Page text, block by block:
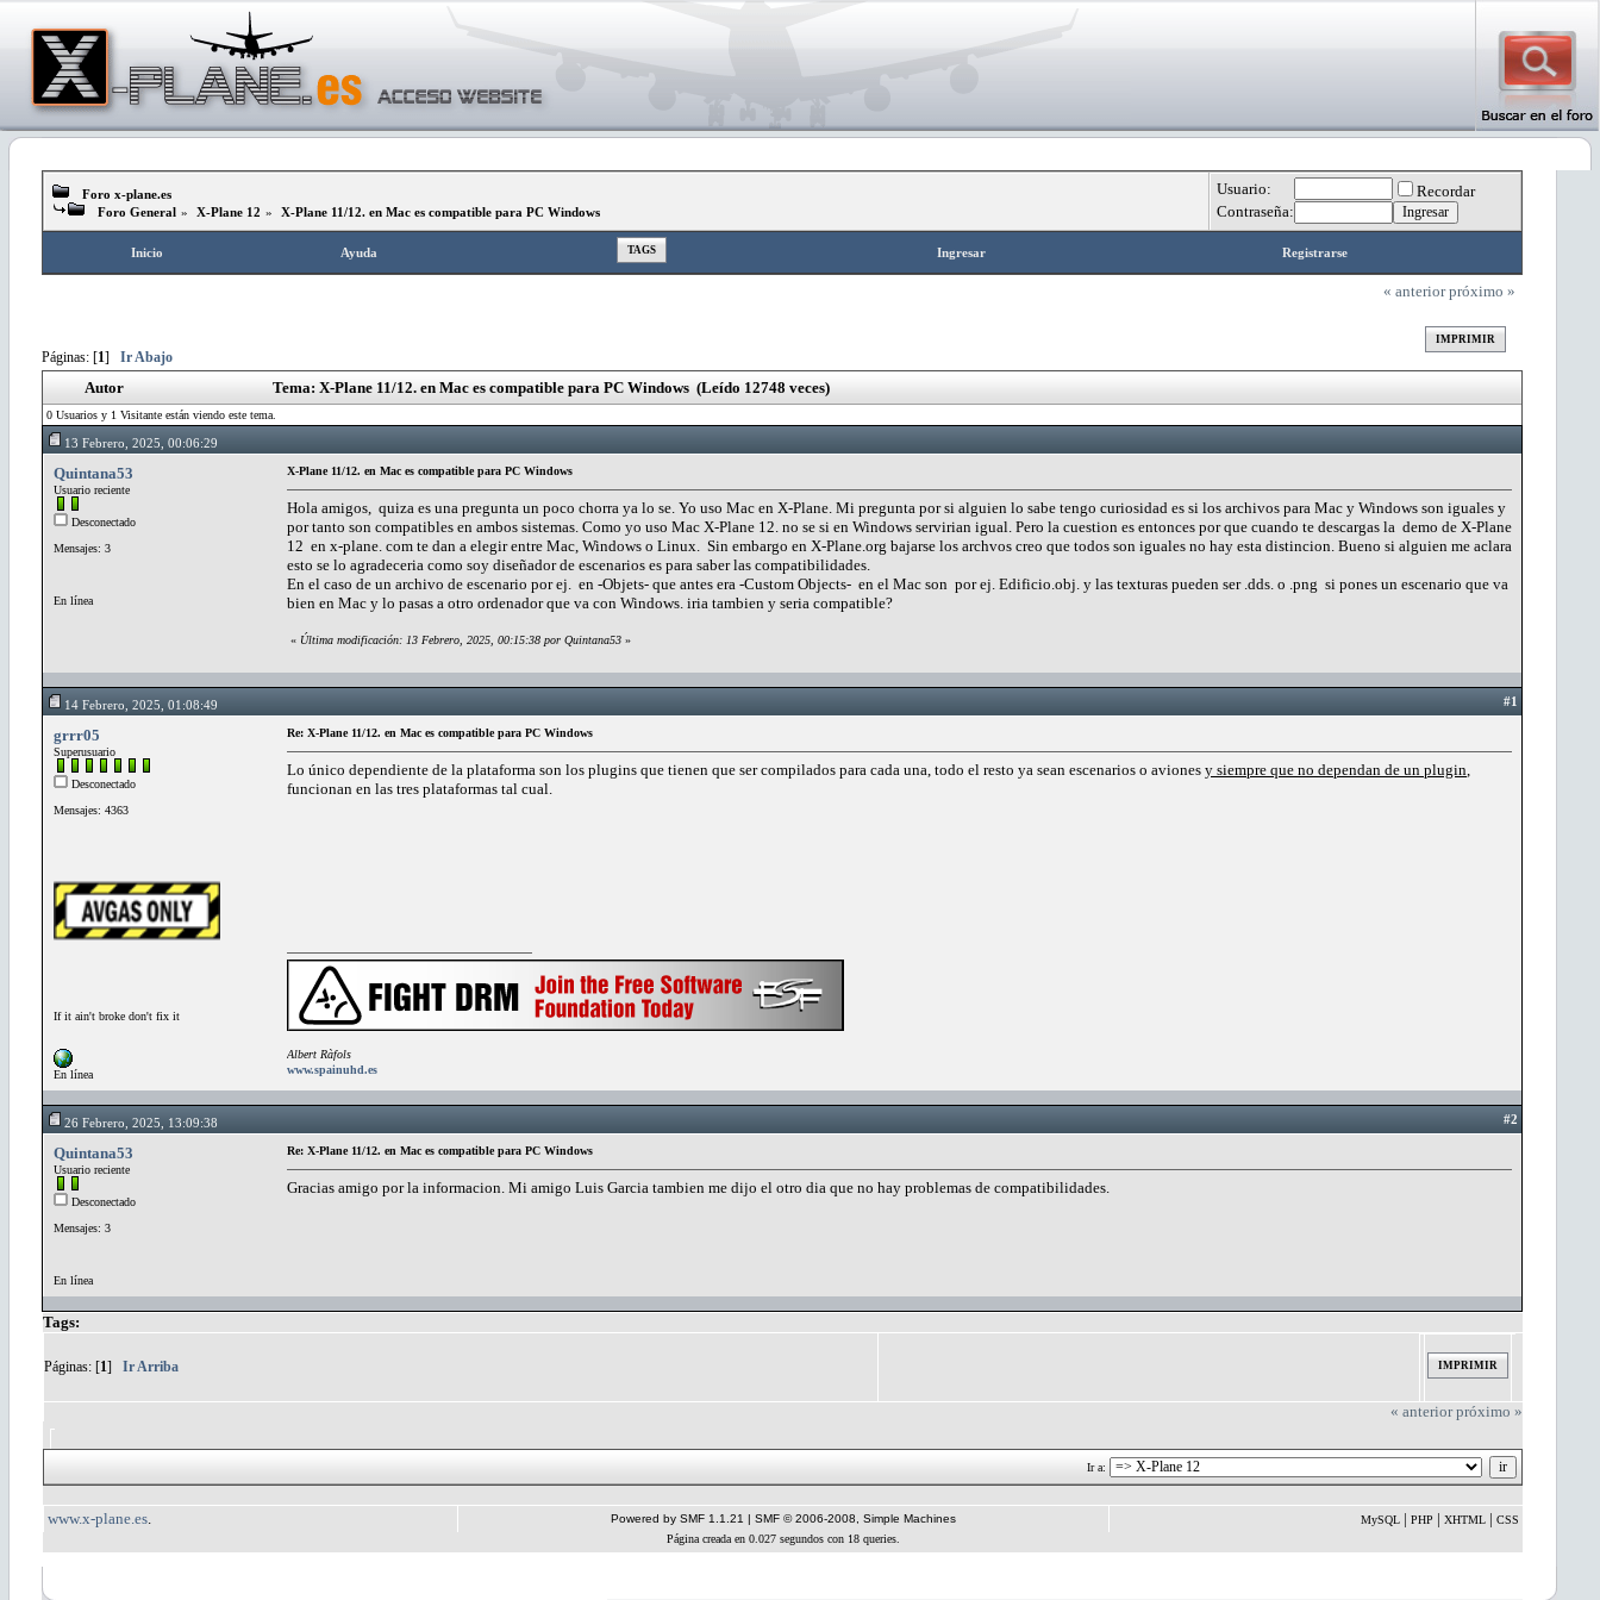
Foro x-plane.es
Foro General » X-Plane 12 » X-Plane 11/12. en Mac es compatible para PC Windows
Usuario:
Recordar
Contraseña:
Inicio Ayuda TAGS Ingresar Registrarse
Páginas: [1] Ir Abajo
« anterior próximo »
IMPRIMIR
Autor Tema: X-Plane 11/12. en Mac es compatible para PC Windows (Leído 12748 veces)
0 Usuarios y 1 Visitante están viendo este tema.
13 Febrero, 2025, 00:06:29
Quintana53
Usuario reciente
Desconectado
Mensajes: 3
En línea
X-Plane 11/12. en Mac es compatible para PC Windows
Hola amigos, quiza es una pregunta un poco chorra ya lo se. Yo uso Mac en X-Plane. Mi pregunta por si alguien lo sabe tengo curiosidad es si los archivos para Mac y Windows son iguales y
por tanto son compatibles en ambos sistemas. Como yo uso Mac X-Plane 12. no se si en Windows servirian igual. Pero la cuestion es entonces por que cuando te descargas la demo de X-Plane
12 en x-plane. com te dan a elegir entre Mac, Windows o Linux. Sin embargo en X-Plane.org bajarse los archvos creo que todos son iguales no hay esta distincion. Bueno si alguien me aclara
esto se lo agradeceria como soy diseñador de escenarios es para saber las compatibilidades.
En el caso de un archivo de escenario por ej. en -Objets- que antes era -Custom Objects- en el Mac son por ej. Edificio.obj. y las texturas pueden ser .dds. o .png si pones un escenario que va
bien en Mac y lo pasas a otro ordenador que va con Windows. iria tambien y seria compatible?
« Última modificación: 13 Febrero, 2025, 00:15:38 por Quintana53 »
14 Febrero, 2025, 01:08:49 #1
grrr05
Superusuario
Desconectado
Mensajes: 4363
If it ain't broke don't fix it
En línea
Re: X-Plane 11/12. en Mac es compatible para PC Windows
Lo único dependiente de la plataforma son los plugins que tienen que ser compilados para cada una, todo el resto ya sean escenarios o aviones y siempre que no dependan de un plugin
funcionan en las tres plataformas tal cual.
Albert Ràfols
www.spainuhd.es
26 Febrero, 2025, 13:09:38 #2
Quintana53
Usuario reciente
Desconectado
Mensajes: 3
En línea
Re: X-Plane 11/12. en Mac es compatible para PC Windows
Gracias amigo por la informacion. Mi amigo Luis Garcia tambien me dijo el otro dia que no hay problemas de compatibilidades.
Tags:
Páginas: [1] Ir Arriba IMPRIMIR
« anterior próximo »
Ir a:
www.x-plane.es Powered by SMF 1.1.21 | SMF © 2006-2008, Simple Machines MySQL | PHP | XHTML | CSS
Página creada en 0.027 segundos con 18 queries.